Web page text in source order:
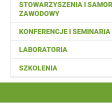
STOWARZYSZENIA I
ZAWODOWY
KONFERENCJE I SEMINARIA
LABORATORIA
SZKOLENIA